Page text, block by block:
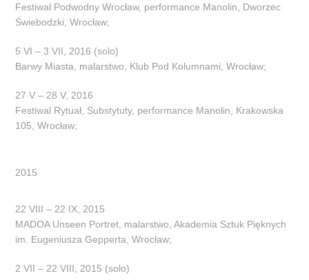
Festiwal Podwodny Wrocław, performance Manolin, Dworzec
Świebodzki, Wrocław;
5 VI – 3 VII, 2016 (solo)
Barwy Miasta, malarstwo, Klub Pod Kolumnami, Wrocław;
27 V – 28 V, 2016
Festiwal Rytuał, Substytuty, performance Manolin, Krakowska
105, Wrocław;
2015
22 VIII – 22 IX, 2015
MADOA Unseen Portret, malarstwo, Akademia Sztuk Pięknych
im. Eugeniusza Gepperta, Wrocław;
2 VII – 22 VIII, 2015 (solo)